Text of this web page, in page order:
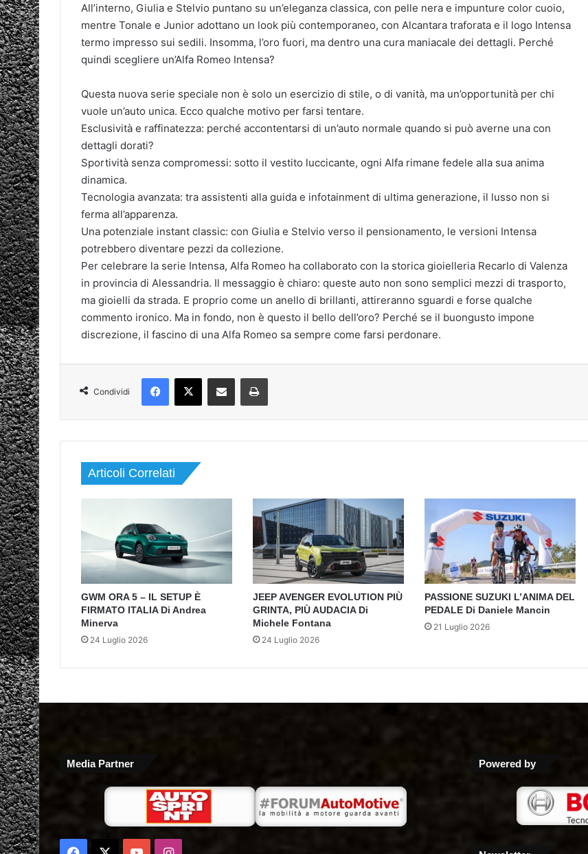
All’interno, Giulia e Stelvio puntano su un’eleganza classica, con pelle nera e impunture color cuoio,
mentre Tonale e Junior adottano un look più contemporaneo, con Alcantara traforata e il logo Intensa
termo impresso sui sedili. Insomma, l’oro fuori, ma dentro una cura maniacale dei dettagli. Perché
quindi scegliere un’Alfa Romeo Intensa?
Questa nuova serie speciale non è solo un esercizio di stile, o di vanità, ma un’opportunità per chi
vuole un’auto unica. Ecco qualche motivo per farsi tentare.
Esclusività e raffinatezza: perché accontentarsi di un’auto normale quando si può averne una con
dettagli dorati?
Sportività senza compromessi: sotto il vestito luccicante, ogni Alfa rimane fedele alla sua anima
dinamica.
Tecnologia avanzata: tra assistenti alla guida e infotainment di ultima generazione, il lusso non si
ferma all’apparenza.
Una potenziale instant classic: con Giulia e Stelvio verso il pensionamento, le versioni Intensa
potrebbero diventare pezzi da collezione.
Per celebrare la serie Intensa, Alfa Romeo ha collaborato con la storica gioielleria Recarlo di Valenza
in provincia di Alessandria. Il messaggio è chiaro: queste auto non sono semplici mezzi di trasporto,
ma gioielli da strada. E proprio come un anello di brillanti, attireranno sguardi e forse qualche
commento ironico. Ma in fondo, non è questo il bello dell’oro? Perché se il buongusto impone
discrezione, il fascino di una Alfa Romeo sa sempre come farsi perdonare.
Condividi
Articoli Correlati
GWM ORA 5 – IL SETUP È
FIRMATO ITALIA Di Andrea
Minerva
24 Luglio 2026
JEEP AVENGER EVOLUTION PIÙ
GRINTA, PIÙ AUDACIA Di
Michele Fontana
24 Luglio 2026
PASSIONE SUZUKI L’ANIMA DEL
PEDALE Di Daniele Mancin
21 Luglio 2026
Media Partner Powered by